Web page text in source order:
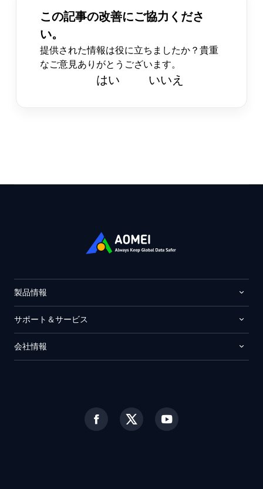
この記事の改善にご協力くださ
い。
提供された情報は役に立ちましたか？貴重
なご意見ありがとうございます。
はい いいえ
製品情報
サポート＆サービス
会社情報